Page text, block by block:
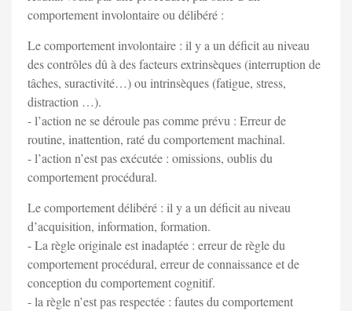
comportement involontaire ou délibéré :
Le comportement involontaire : il y a un déficit au niveau
des contrôles dû à des facteurs extrinsèques (interruption de
tâches, suractivité…) ou intrinsèques (fatigue, stress,
distraction …).
- l’action ne se déroule pas comme prévu : Erreur de
routine, inattention, raté du comportement machinal.
- l’action n’est pas exécutée : omissions, oublis du
comportement procédural.
Le comportement délibéré : il y a un déficit au niveau
d’acquisition, information, formation.
- La règle originale est inadaptée : erreur de règle du
comportement procédural, erreur de connaissance et de
conception du comportement cognitif.
- la règle n’est pas respectée : fautes du comportement